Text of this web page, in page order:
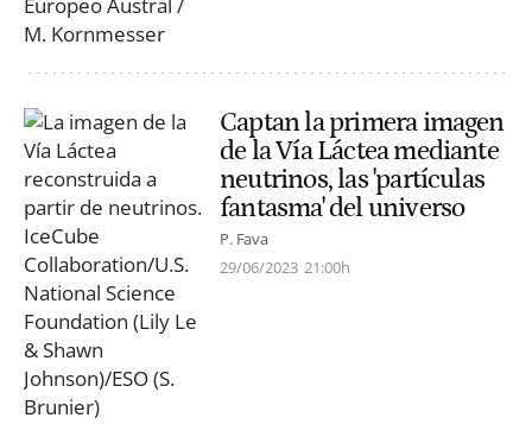
Captan la primera imagen
de la Vía Láctea mediante
neutrinos, las 'partículas
fantasma' del universo
P. Fava
29/06/2023 21:00h